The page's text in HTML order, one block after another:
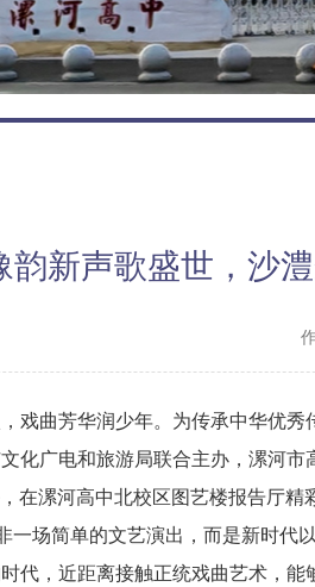
韵新声歌盛世，沙
戏曲芳华润少年。为传承中华优
化广电和旅游局联合主办，漯河
在漯河高中北校区图艺楼报告厅精
一场简单的文艺演出，而是新时
代，近距离接触正统戏曲艺术，